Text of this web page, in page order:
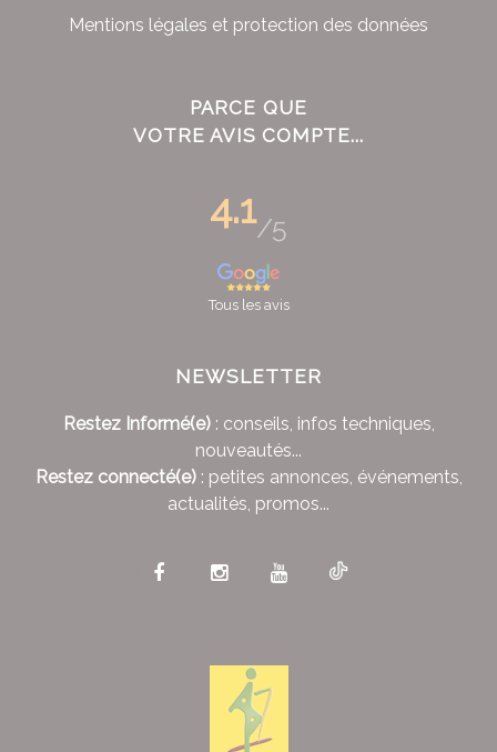
Mentions légales et protection des données
PARCE QUE
VOTRE AVIS COMPTE...
4.1/5
Tous les avis
NEWSLETTER
Restez Informé(e): conseils, infos techniques,
nouveautés...
Restez connecté(e): petites annonces, événements,
actualités, promos...